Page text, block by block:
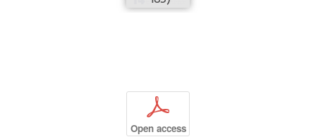
p
Open access